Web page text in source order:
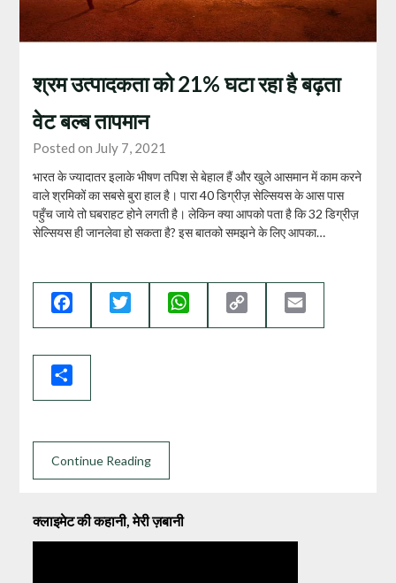
श्रम उत्पादकता को 21% घटा रहा है बढ़ता
वेट बल्ब तापमान
Posted on July 7, 2021
भारत के ज्यादातर इलाके भीषण तपिश से बेहाल हैं और खुले आसमान में काम करने
वाले श्रमिकों का सबसे बुरा हाल है। पारा 40 डिग्रीज़ सेल्सियस के आस पास
पहुँच जाये तो घबराहट होने लगती है। लेकिन क्या आपको पता है कि 32 डिग्रीज़
सेल्सियस ही जानलेवा हो सकता है? इस बातको समझने के लिए आपका…
Facebook Twitter WhatsApp
Continue Reading
क्लाइमेट की कहानी, मेरी ज़बानी